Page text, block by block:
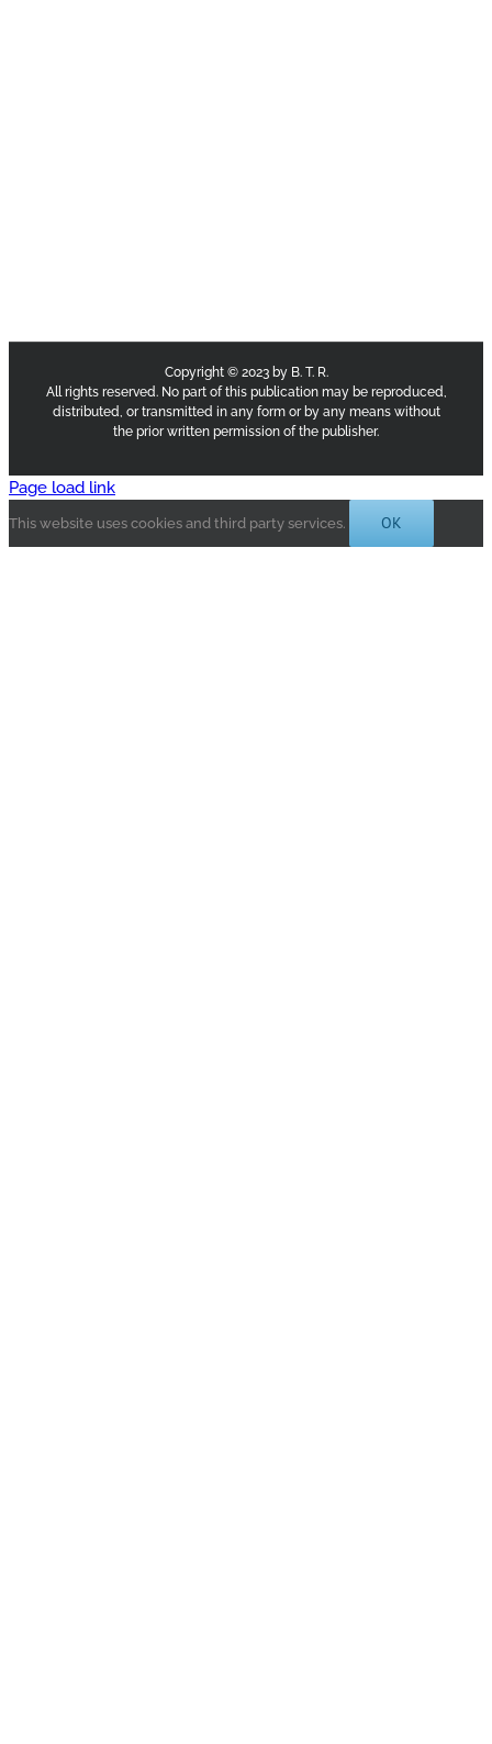
Copyright © 2023 by B. T. R.
All rights reserved. No part of this publication may be reproduced,
distributed, or transmitted in any form or by any means without
the prior written permission of the publisher.
Page load link
This website uses cookies and third party services. OK